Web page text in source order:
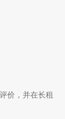
价，并在长租